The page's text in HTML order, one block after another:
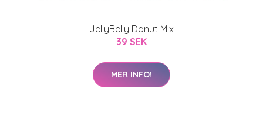
JellyBelly Donut Mix
39 SEK
MER INFO!